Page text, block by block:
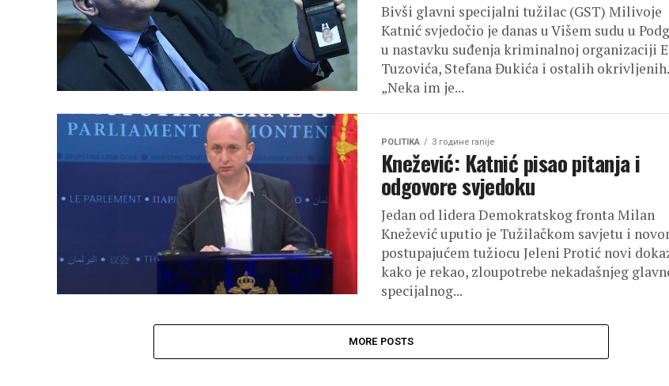
Bivši glavni specijalni tužilac (GST) Milivoje
Katnić svjedočio je danas u Višem sudu u
u nastavku suđenja kriminalnoj organizaciji
Tuzovića, Stefana Đukića i ostalih okrivljenih.
„Neka im je...
POLITIKA 3 године ranije
Knežević: Katnić pisao pitanja i
odgovore svjedoku
Jedan od lidera Demokratskog fronta Milan
Knežević uputio je Tužilačkom savjetu i
postupajućem tužiocu Jeleni Protić novi
kako je rekao, zloupotrebe nekadašnjeg
specijalnog...
MORE POSTS